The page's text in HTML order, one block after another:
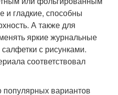
и гладкие, способны
А также для
яркие журнальные
с рисунками.
соответствовал
вариантов